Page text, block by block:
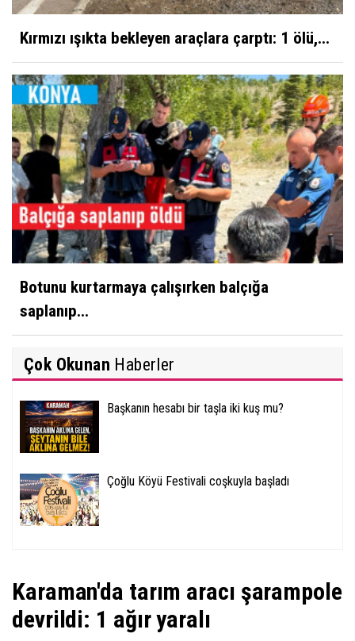
Kırmızı ışıkta bekleyen araçlara çarptı: 1 ölü,...
Botunu kurtarmaya çalışırken balçığa
saplanıp...
Çok Okunan Haberler
Başkanın hesabı bir taşla iki kuş mu?
Çoğlu Köyü Festivali coşkuyla başladı
Karaman'da tarım aracı şarampole
devrildi: 1 ağır yaralı